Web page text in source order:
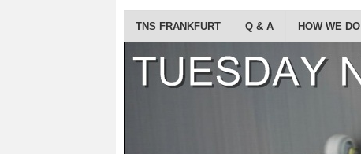
TNS FRANKFURT Q & A HOW WE DO